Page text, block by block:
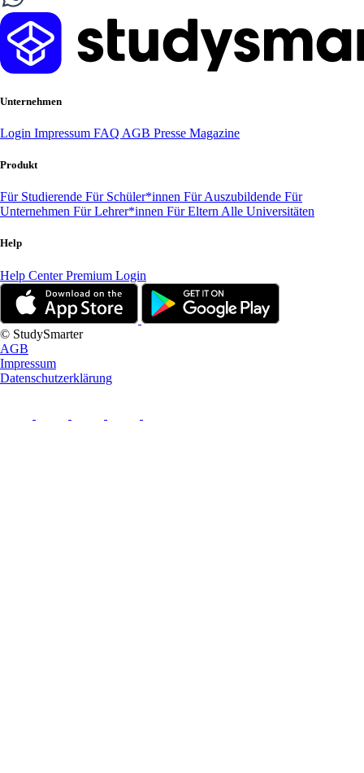
Unternehmen
Login Impressum FAQ AGB Presse Magazine
Produkt
Für Studierende Für Schüler*innen Für Auszubildende Für
Unternehmen Für Lehrer*innen Für Eltern Alle Universitäten
Help
Help CenterPremium Login
© StudySmarter
AGB
Impressum
Datenschutzerklärung